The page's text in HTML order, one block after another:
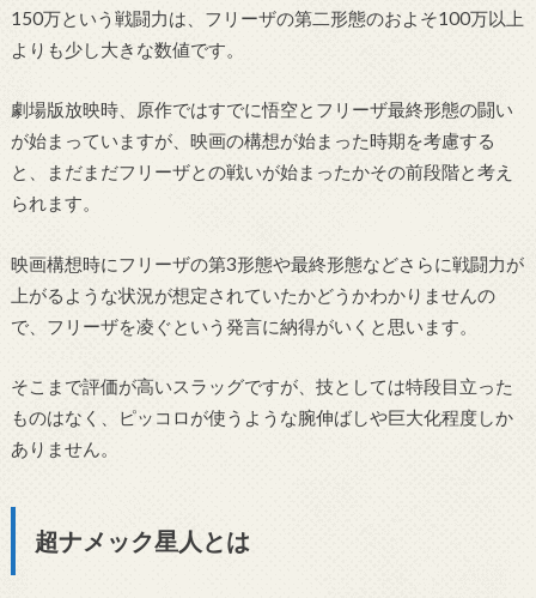
150万という戦闘力は、フリーザの第二形態のおよそ100万以上
よりも少し大きな数値です。
劇場版放映時、原作ではすでに悟空とフリーザ最終形態の闘い
が始まっていますが、映画の構想が始まった時期を考慮する
と、まだまだフリーザとの戦いが始まったかその前段階と考え
られます。
映画構想時にフリーザの第3形態や最終形態などさらに戦闘力が
上がるような状況が想定されていたかどうかわかりませんの
で、フリーザを凌ぐという発言に納得がいくと思います。
そこまで評価が高いスラッグですが、技としては特段目立った
ものはなく、ピッコロが使うような腕伸ばしや巨大化程度しか
ありません。
超ナメック星人とは